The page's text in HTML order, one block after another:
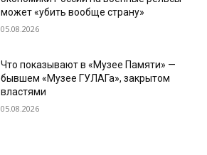
может «убить вообще страну»
05.08.2026
Что показывают в «Музее Памяти» —
бывшем «Музее ГУЛАГа», закрытом
властями
05.08.2026